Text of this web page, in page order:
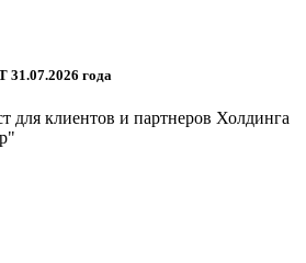
года
для клиентов и партнеров Холдинга